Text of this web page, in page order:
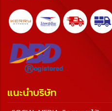
แนะนำบริษัท